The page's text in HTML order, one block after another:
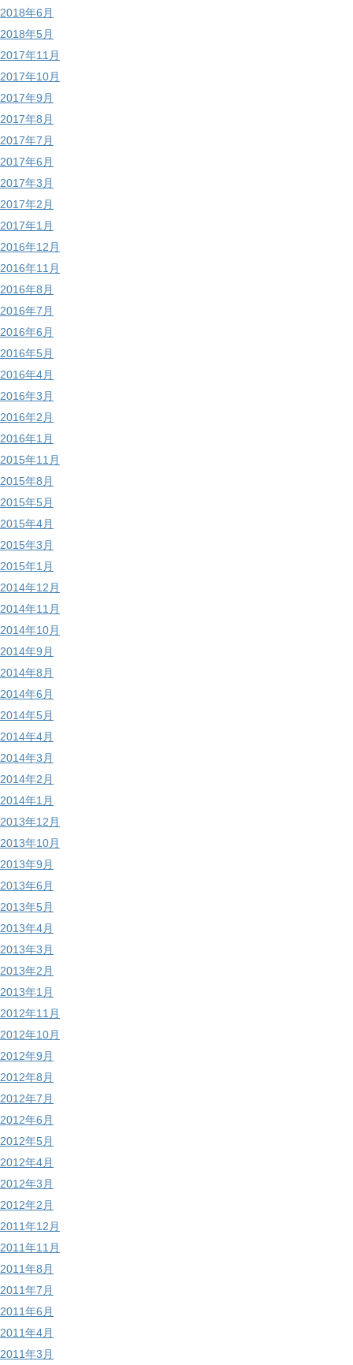
2018年6月
2018年5月
2017年11月
2017年10月
2017年9月
2017年8月
2017年7月
2017年6月
2017年3月
2017年2月
2017年1月
2016年12月
2016年11月
2016年8月
2016年7月
2016年6月
2016年5月
2016年4月
2016年3月
2016年2月
2016年1月
2015年11月
2015年8月
2015年5月
2015年4月
2015年3月
2015年1月
2014年12月
2014年11月
2014年10月
2014年9月
2014年8月
2014年6月
2014年5月
2014年4月
2014年3月
2014年2月
2014年1月
2013年12月
2013年10月
2013年9月
2013年6月
2013年5月
2013年4月
2013年3月
2013年2月
2013年1月
2012年11月
2012年10月
2012年9月
2012年8月
2012年7月
2012年6月
2012年5月
2012年4月
2012年3月
2012年2月
2011年12月
2011年11月
2011年8月
2011年7月
2011年6月
2011年4月
2011年3月